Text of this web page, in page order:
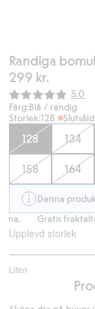
Randiga
299 kr.
5.0
Färg:Blå / randig
Storlek:128
128 134
158 164
Denna
Gratis
Upplevd storlek
Liten
utav